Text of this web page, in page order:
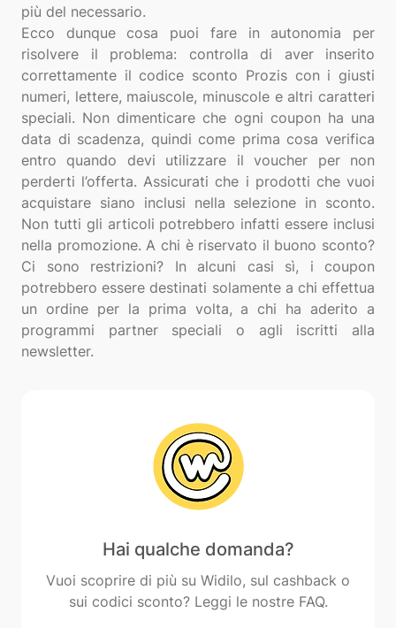
più del necessario.
Ecco dunque cosa puoi fare in autonomia per
risolvere il problema: controlla di aver inserito
correttamente il codice sconto Prozis con i giusti
numeri, lettere, maiuscole, minuscole e altri caratteri
speciali. Non dimenticare che ogni coupon ha una
data di scadenza, quindi come prima cosa verifica
entro quando devi utilizzare il voucher per non
perderti l’offerta. Assicurati che i prodotti che vuoi
acquistare siano inclusi nella selezione in sconto.
Non tutti gli articoli potrebbero infatti essere inclusi
nella promozione. A chi è riservato il buono sconto?
Ci sono restrizioni? In alcuni casi sì, i coupon
potrebbero essere destinati solamente a chi effettua
un ordine per la prima volta, a chi ha aderito a
programmi partner speciali o agli iscritti alla
Hai qualche domanda?
Vuoi scoprire di più su Widilo, sul cashback o
sui codici sconto? Leggi le nostre FAQ.